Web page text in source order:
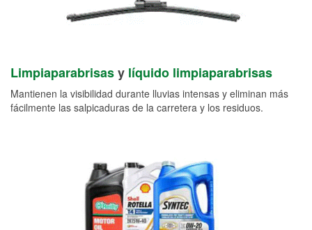
Limpiaparabrisasy líquido limpiaparabrisas
Mantienen la visibilidad durante lluvias intensas y eliminan más
fácilmente las salpicaduras de la carretera y los residuos.